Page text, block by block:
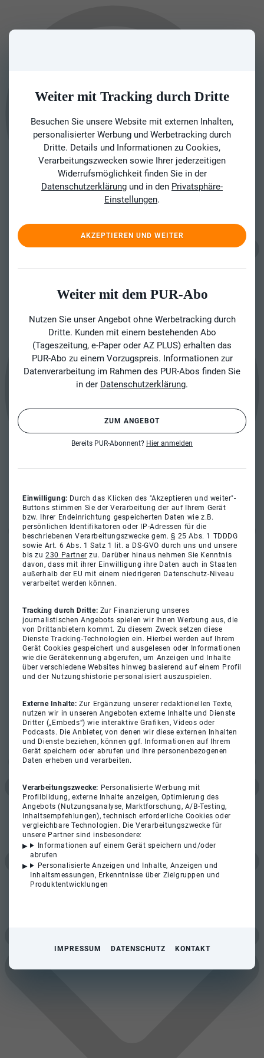
Weiter mit Tracking durch Dritte
Besuchen Sie unsere Website mit externen Inhalten,
personalisierter Werbung und Werbetracking durch
Dritte. Details und Informationen zu Cookies,
Verarbeitungszwecken sowie Ihrer jederzeitigen
Widerrufsmöglichkeit finden Sie in der
Datenschutzerklärung und in den Privatsphäre-
Einstellungen.
AKZEPTIEREN UND WEITER
Weiter mit dem PUR-Abo
Nutzen Sie unser Angebot ohne Werbetracking durch
Dritte. Kunden mit einem bestehenden Abo
(Tageszeitung, e-Paper oder AZ PLUS) erhalten das
PUR-Abo zu einem Vorzugspreis. Informationen zur
Datenverarbeitung im Rahmen des PUR-Abos finden Sie
in der Datenschutzerklärung.
ZUM ANGEBOT
Bereits PUR-Abonnent? Hier anmelden
Einwilligung: Durch das Klicken des "Akzeptieren und weiter"-
Buttons stimmen Sie der Verarbeitung der auf Ihrem Gerät
bzw. Ihrer Endeinrichtung gespeicherten Daten wie z.B.
persönlichen Identifikatoren oder IP-Adressen für die
beschriebenen Verarbeitungszwecke gem. § 25 Abs. 1 TDDDG
sowie Art. 6 Abs. 1 Satz 1 lit. a DS-GVO durch uns und unsere
bis zu230 Partner zu. Darüber hinaus nehmen Sie Kenntnis
davon, dass mit ihrer Einwilligung ihre Daten auch in Staaten
außerhalb der EU mit einem niedrigeren Datenschutz-Niveau
verarbeitet werden können.
Tracking durch Dritte: Zur Finanzierung unseres
journalistischen Angebots spielen wir Ihnen Werbung aus, die
von Drittanbietern kommt. Zu diesem Zweck setzen diese
Dienste Tracking-Technologien ein. Hierbei werden auf Ihrem
Gerät Cookies gespeichert und ausgelesen oder Informationen
wie die Gerätekennung abgerufen, um Anzeigen und Inhalte
über verschiedene Websites hinweg basierend auf einem Profil
und der Nutzungshistorie personalisiert auszuspielen.
Externe Inhalte:Zur Ergänzung unserer redaktionellen Texte,
nutzen wir in unseren Angeboten externe Inhalte und Dienste
Dritter („Embeds“) wie interaktive Grafiken, Videos oder
Podcasts. Die Anbieter, von denen wir diese externen Inhalten
und Dienste beziehen, können ggf. Informationen auf Ihrem
Gerät speichern oder abrufen und Ihre personenbezogenen
Daten erheben und verarbeiten.
Verarbeitungszwecke: Personalisierte Werbung mit
Profilbildung, externe Inhalte anzeigen, Optimierung des
Angebots (Nutzungsanalyse, Marktforschung, A/B-Testing,
Inhaltsempfehlungen), technisch erforderliche Cookies oder
vergleichbare Technologien. Die Verarbeitungszwecke für
unsere Partner sind insbesondere:
Informationen auf einem Gerät speichern und/oder
abrufen
Personalisierte Anzeigen und Inhalte, Anzeigen und
Inhaltsmessungen, Erkenntnisse über Zielgruppen und
Produktentwicklungen
IMPRESSUM DATENSCHUTZ KONTAKT